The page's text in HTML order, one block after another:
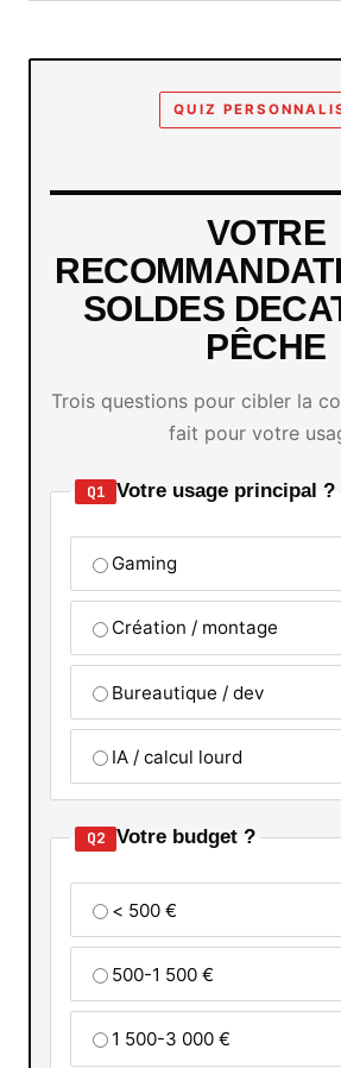
QUIZ
VOTRE
SOLDES
PÊCHE
Trois questions pour cibler la
fait pour votre
Q1 Votre usage principal ?
Gaming
Création / montage
Bureautique / dev
IA / calcul lourd
Q2 Votre budget ?
< 500 €
500-1 500 €
1 500-3 000 €